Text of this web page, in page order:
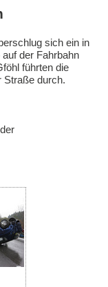
sich ein in
der Fahrbahn
führten die
Straße durch.